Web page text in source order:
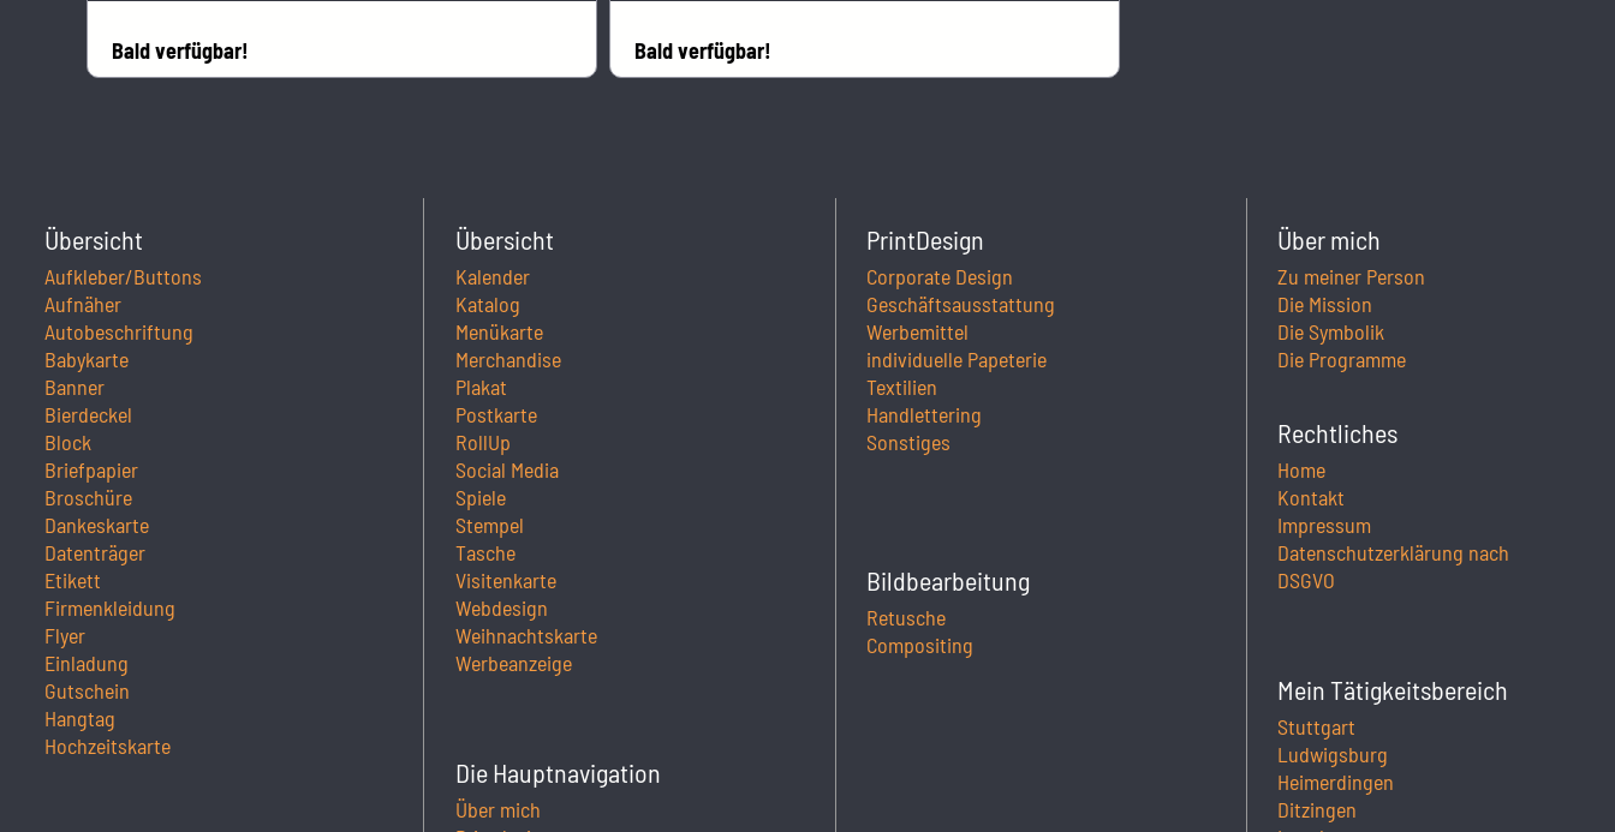
Bald verfügbar! Bald verfügbar!
Übersicht
Aufkleber/Buttons
Aufnäher
Autobeschriftung
Babykarte
Banner
Bierdeckel
Block
Briefpapier
Broschüre
Dankeskarte
Datenträger
Etikett
Firmenkleidung
Flyer
Einladung
Gutschein
Hangtag
Hochzeitskarte
Übersicht
Kalender
Katalog
Menükarte
Merchandise
Plakat
Postkarte
RollUp
Social Media
Spiele
Stempel
Tasche
Visitenkarte
Webdesign
Weihnachtskarte
Werbeanzeige
Die Hauptnavigation
Über mich
PrintDesign
Corporate Design
Geschäftsausstattung
Werbemittel
individuelle Papeterie
Textilien
Handlettering
Sonstiges
Bildbearbeitung
Retusche
Compositing
Über mich
Zu meiner Person
Die Mission
Die Symbolik
Die Programme
Rechtliches
Home
Kontakt
Impressum
Datenschutzerklärung nach
DSGVO
Mein Tätigkeitsbereich
Stuttgart
Ludwigsburg
Heimerdingen
Ditzingen